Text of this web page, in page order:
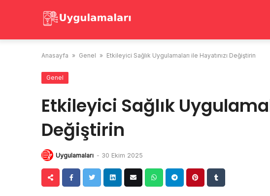
Anasayfa » Genel » Etkileyici Sağlık Uygulamaları ile Hayatınızı Değiştirin
Genel
Etkileyici Sağlık
Değiştirin
Uygulamaları - 30 Ekim 2025